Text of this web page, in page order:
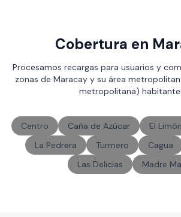
Cobertura en
Procesamos recargas para usuarios y
zonas de Maracay y su área
metropolitana)
Centro Caña de Azúcar El Limón
La Pedrera
Turmero Cagua
Las Delicias
Madre